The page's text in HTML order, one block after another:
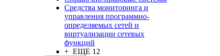
Средства мониторинга и
управления программно-
определяемых сетей и
виртуализации сетевых
функций
+ ЕЩЕ 12